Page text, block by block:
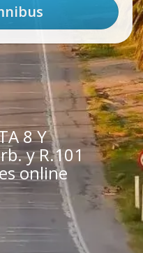
8 Y
y R.101
online